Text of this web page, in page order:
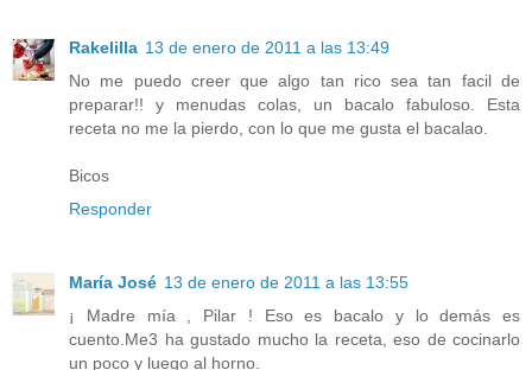
Rakelilla 13 de enero de 2011 a las 13:49
No me puedo creer que algo tan rico sea tan facil de
preparar!! y menudas colas, un bacalo fabuloso. Esta
receta no me la pierdo, con lo que me gusta el bacalao.
Bicos
Responder
María José 13 de enero de 2011 a las 13:55
¡ Madre mía , Pilar ! Eso es bacalo y lo demás es
cuento.Me3 ha gustado mucho la receta, eso de cocinarlo
un poco y luego al horno.